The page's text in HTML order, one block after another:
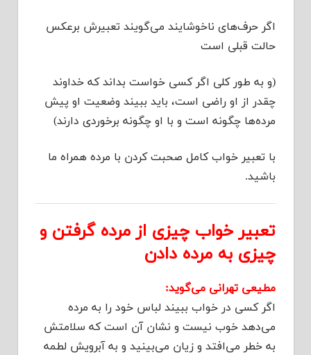
اگر حرف‌های ناخوشایند می‌گویند تعبیرش برعکس
حالت قبلی است
‌‌‌‌‌(و به طور کلی اگر کسی خواست بداند که خداوند
چقدر از او راضی است، باید ببیند وضعیت او پیش
مرده‌ها چگونه است و با او چگونه برخوردی دارند)
با تعبیر خواب کامل صحبت کردن با مرده همراه ما
باشید.
تعبیر خواب چیزی از مرده گرفتن و
چیزی به مرده دادن
مطیعی تهرانی می‌گوید:
اگر کسی در خواب ببیند لباس خود را به مرده
می‌دهد خوب نیست و نشان آن است که سلامتش
به خطر می‌افتد و زیان می‌بینید و به آبرویش لطمه